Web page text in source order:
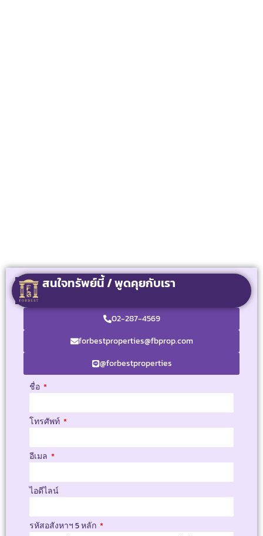
สนใจทรัพย์นี้ / พูดคุยกับเรา
02-287-4569
forbestproperties@fbprop.com
@forbestproperties
ชื่อ
โทรศัพท์
อีเมล
ไอดีไลน์
รหัสอสังหาฯ 5 หลัก